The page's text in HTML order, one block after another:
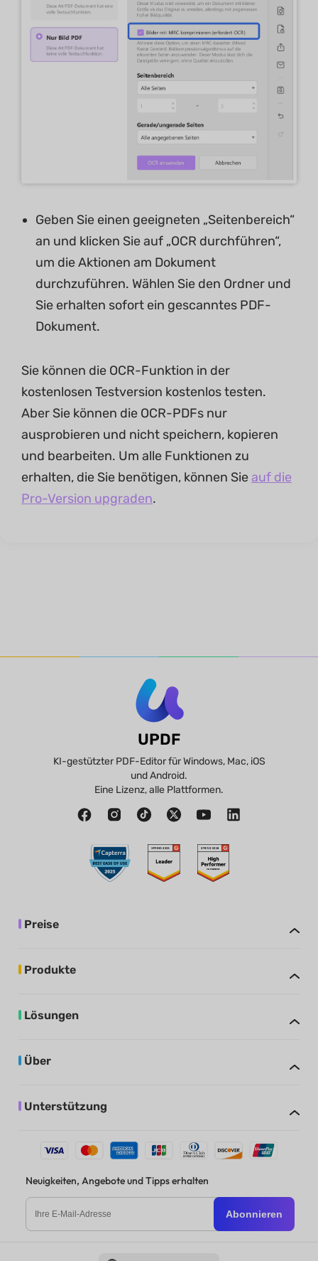
Geben Sie einen geeigneten „Seitenbereich“
an und klicken Sie auf „OCR durchführen“,
um die Aktionen am Dokument
durchzuführen. Wählen Sie den Ordner und
Sie erhalten sofort ein gescanntes PDF-
Dokument.
Sie können die OCR-Funktion in der
kostenlosen Testversion kostenlos testen.
Aber Sie können die OCR-PDFs nur
ausprobieren und nicht speichern, kopieren
und bearbeiten. Um alle Funktionen zu
erhalten, die Sie benötigen, können Sieauf die
Pro-Version upgraden.
UPDF
KI-gestützter PDF-Editor für Windows, Mac, iOS
und Android.
Eine Lizenz, alle Plattformen.
Preise
Produkte
Lösungen
Über
Unterstützung
Neuigkeiten, Angebote und Tipps erhalten
Abonnieren